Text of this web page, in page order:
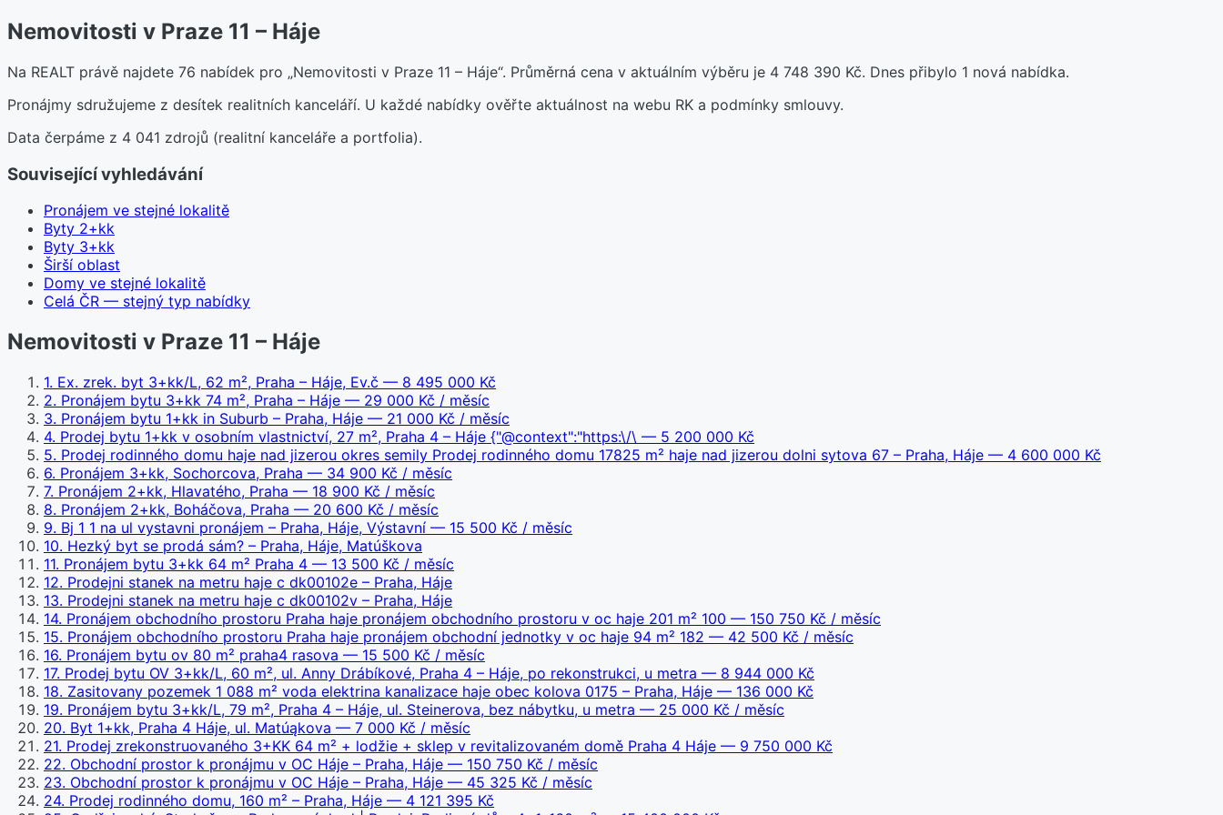
Nemovitosti v Praze 11 – Háje
Na REALT právě najdete 76 nabídek pro „Nemovitosti v Praze 11 – Háje“. Průměrná cena v aktuálním výběru je 4 748 390 Kč. Dnes přibylo 1 nová nabídka.
Pronájmy sdružujeme z desítek realitních kanceláří. U každé nabídky ověřte aktuálnost na webu RK a podmínky smlouvy.
Data čerpáme z 4 041 zdrojů (realitní kanceláře a portfolia).
Související vyhledávání
Pronájem ve stejné lokalitě
Byty 2+kk
Byty 3+kk
Širší oblast
Domy ve stejné lokalitě
Celá ČR — stejný typ nabídky
Nemovitosti v Praze 11 – Háje
1. Ex. zrek. byt 3+kk/L, 62 m², Praha – Háje, Ev.č — 8 495 000 Kč
2. Pronájem bytu 3+kk 74 m², Praha – Háje — 29 000 Kč / měsíc
3. Pronájem bytu 1+kk in Suburb – Praha, Háje — 21 000 Kč / měsíc
4. Prodej bytu 1+kk v osobním vlastnictví, 27 m², Praha 4 – Háje {"@context":"https:\/\ — 5 200 000 Kč
5. Prodej rodinného domu haje nad jizerou okres semily Prodej rodinného domu 17825 m² haje nad jizerou dolni sytova 67 – Praha, Háje — 4 600 000 Kč
6. Pronájem 3+kk, Sochorcova, Praha — 34 900 Kč / měsíc
7. Pronájem 2+kk, Hlavatého, Praha — 18 900 Kč / měsíc
8. Pronájem 2+kk, Boháčova, Praha — 20 600 Kč / měsíc
9. Bj 1 1 na ul vystavni pronájem – Praha, Háje, Výstavní — 15 500 Kč / měsíc
10. Hezký byt se prodá sám? – Praha, Háje, Matúškova
11. Pronájem bytu 3+kk 64 m² Praha 4 — 13 500 Kč / měsíc
12. Prodejni stanek na metru haje c dk00102e – Praha, Háje
13. Prodejni stanek na metru haje c dk00102v – Praha, Háje
14. Pronájem obchodního prostoru Praha haje pronájem obchodního prostoru v oc haje 201 m² 100 — 150 750 Kč / měsíc
15. Pronájem obchodního prostoru Praha haje pronájem obchodní jednotky v oc haje 94 m² 182 — 42 500 Kč / měsíc
16. Pronájem bytu ov 80 m² praha4 rasova — 15 500 Kč / měsíc
17. Prodej bytu OV 3+kk/L, 60 m², ul. Anny Drábíkové, Praha 4 – Háje, po rekonstrukci, u metra — 8 944 000 Kč
18. Zasitovany pozemek 1 088 m² voda elektrina kanalizace haje obec kolova 0175 – Praha, Háje — 136 000 Kč
19. Pronájem bytu 3+kk/L, 79 m², Praha 4 – Háje, ul. Steinerova, bez nábytku, u metra — 25 000 Kč / měsíc
20. Byt 1+kk, Praha 4 Háje, ul. Matúąkova — 7 000 Kč / měsíc
21. Prodej zrekonstruovaného 3+KK 64 m² + lodžie + sklep v revitalizovaném domě Praha 4 Háje — 9 750 000 Kč
22. Obchodní prostor k pronájmu v OC Háje – Praha, Háje — 150 750 Kč / měsíc
23. Obchodní prostor k pronájmu v OC Háje – Praha, Háje — 45 325 Kč / měsíc
24. Prodej rodinného domu, 160 m² – Praha, Háje — 4 121 395 Kč